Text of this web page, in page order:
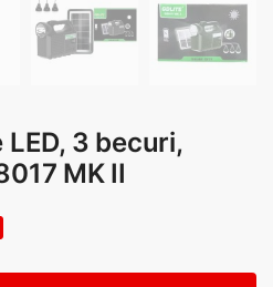
3 becuri,
MK II